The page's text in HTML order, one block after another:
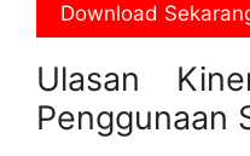
Download
Ulasan
Penggunaan